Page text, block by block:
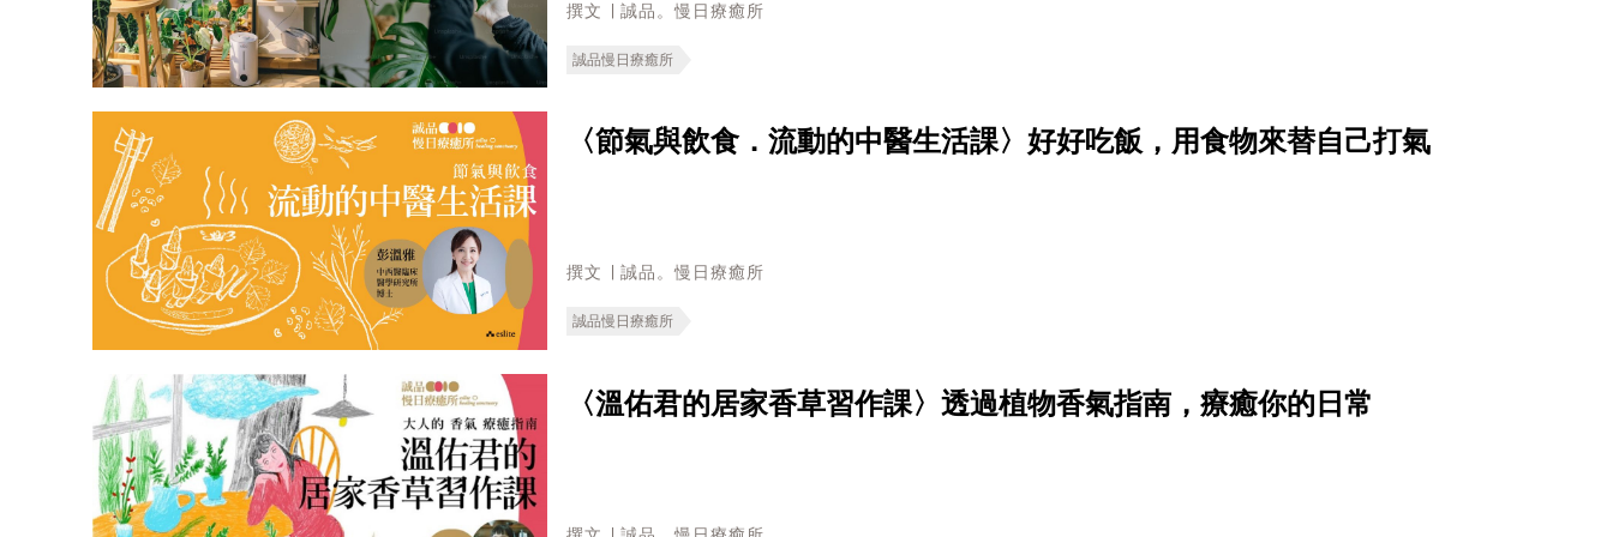
撰文 ∣ 誠品。慢日療癒所
誠品慢日療癒所
〈節氣與飲食．流動的中醫生活課〉好好吃飯，用食物來替自己打氣
撰文 ∣ 誠品。慢日療癒所
誠品慢日療癒所
〈溫佑君的居家香草習作課〉透過植物香氣指南，療癒你的日常